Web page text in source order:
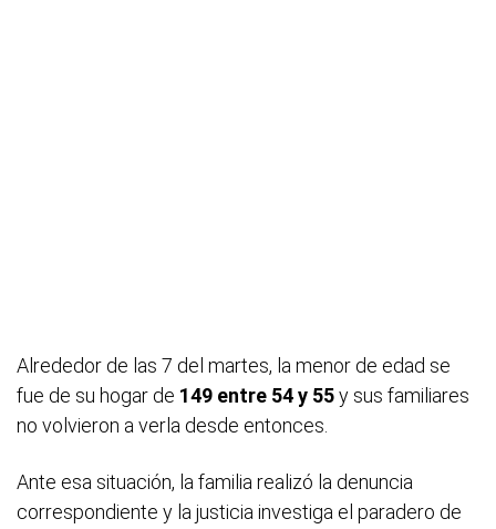
Alrededor de las 7 del martes, la menor de edad se
fue de su hogar de 149 entre 54 y 55y sus familiares
no volvieron a verla desde entonces.
Ante esa situación, la familia realizó la denuncia
correspondiente y la justicia investiga el paradero de